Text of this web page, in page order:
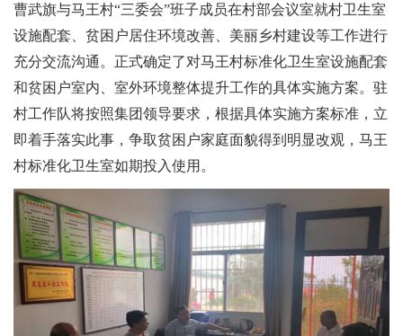
曹武旗与马王村“三委会”班子成员在村部会议室就村卫生室
设施配套、贫困户居住环境改善、美丽乡村建设等工作进行
充分交流沟通。正式确定了对马王村标准化卫生室设施配套
和贫困户室内、室外环境整体提升工作的具体实施方案。驻
村工作队将按照集团领导要求，根据具体实施方案标准，立
即着手落实此事，争取贫困户家庭面貌得到明显改观，马王
村标准化卫生室如期投入使用。